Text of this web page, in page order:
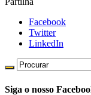
Facebook
Twitter
LinkedIn
Siga o nosso